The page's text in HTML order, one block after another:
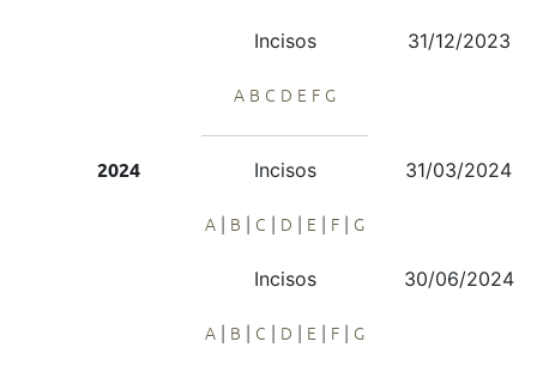
Incisos
A B C D E F G
31/12/2023
2024 Incisos
A | B | C | D | E | F | G
31/03/2024
Incisos
A | B | C | D | E | F | G
30/06/2024